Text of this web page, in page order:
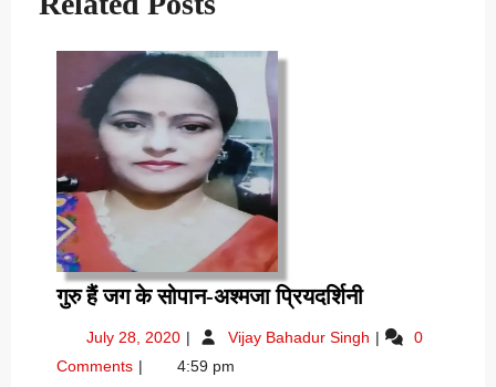
गुरु हैं जग के सोपान-अश्मजा प्रियदर्शिनीगुरु
जग
July 28, 2020 July
2020
Vijay Bahadur Singh गुरु
0
Comments
4:59 pm